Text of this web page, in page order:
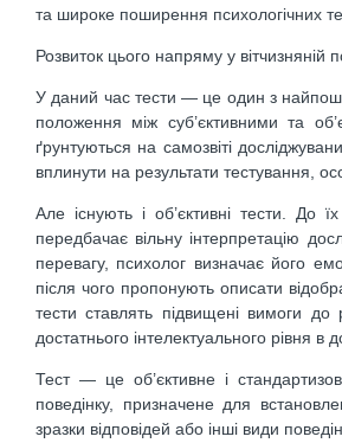
та широке поширення психологічних
Розвиток цього напряму у
У даний час тести — це один з
положення між суб’єктивними та
ґрунтуються на самозвіті
вплинути на результати тестування,
Але існують і об’єктивні тести. До
передбачає вільну інтерпретацію
перевагу, психолог визначає його
після чого пропонують описати
тести ставлять підвищені вимоги до
достатнього інтелектуального рівня в
Тест — це об’єктивне і
поведінку, призначене для
зразки відповідей або інші види